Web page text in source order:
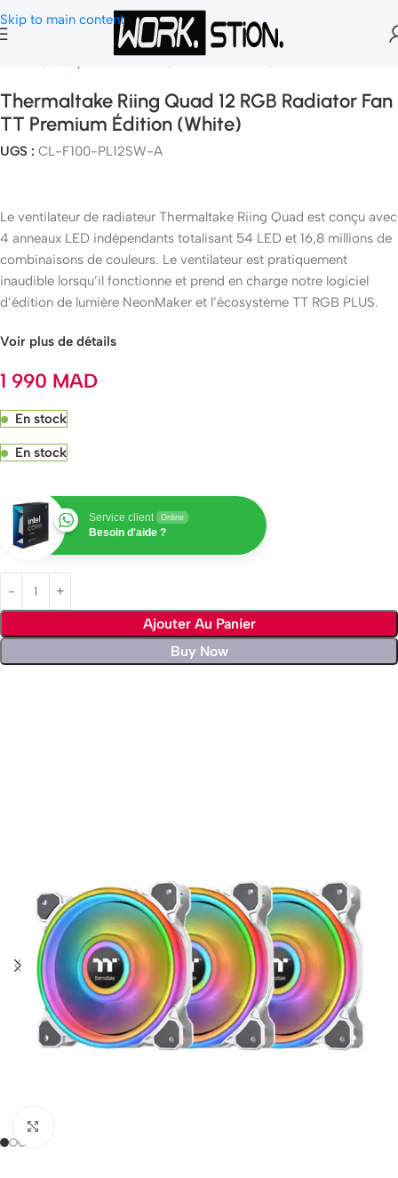
Skip to main content
Composants Gamer Refroidissement
Thermaltake Riing Quad 12 RGB Radiator Fan
TT Premium Édition (White)
UGS : CL-F100-PL12SW-A
Le ventilateur de radiateur Thermaltake Riing Quad est conçu avec
4 anneaux LED indépendants totalisant 54 LED et 16,8 millions de
combinaisons de couleurs. Le ventilateur est pratiquement
inaudible lorsqu’il fonctionne et prend en charge notre logiciel
d’édition de lumière NeonMaker et l’écosystème TT RGB PLUS.
Voir plus de détails
1 990 MAD
En stock
En stock
Service client Online
Besoin d'aide ?
Ajouter Au Panier
Buy Now